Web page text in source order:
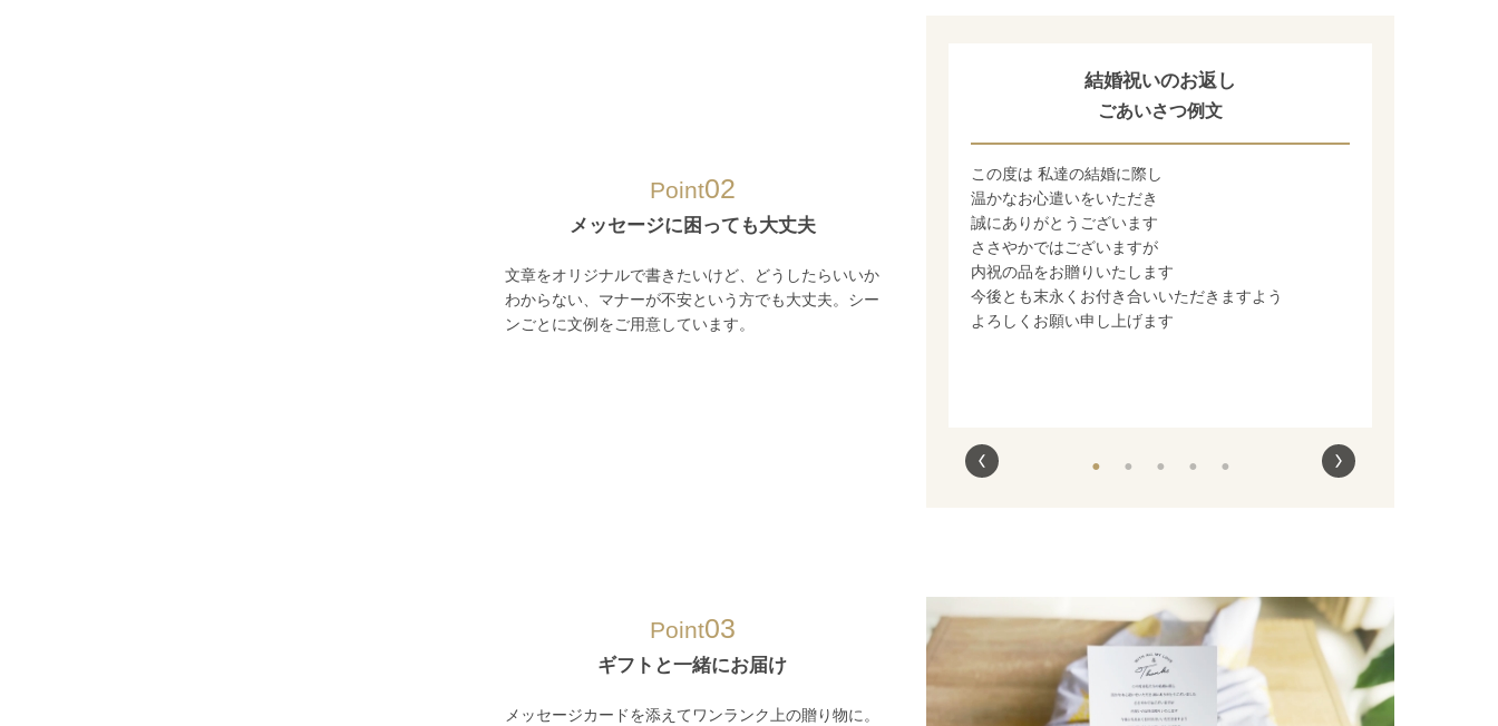
Point02
メッセージに困っても大丈夫
文章をオリジナルで書きたいけど、どうしたらいいか
わからない、マナーが不安という方でも大丈夫。シー
ンごとに文例をご用意しています。
これからもいろんな思い出を作ろうね
感謝の気持ちを込めて贈ります
結婚祝いのお返し
ごあいさつ例文
この度は 私達の結婚に際し
温かなお心遣いをいただき
誠にありがとうございます
ささやかではございますが
内祝の品をお贈りいたします
今後とも末永くお付き合いいただきますよう
よろしくお願い申し上げます
1 2 3 4 5
Point03
ギフトと一緒にお届け
メッセージカードを添えてワンランク上の贈り物に。